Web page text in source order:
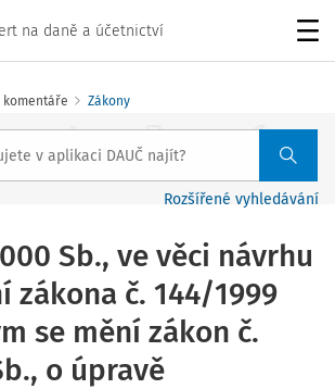
na daně a účetnictví
komentáře Zákony
Rozšířené vyhledávání
Sb., ve věci návrhu
zákona č. 144/1999
se mění zákon č.
o úpravě